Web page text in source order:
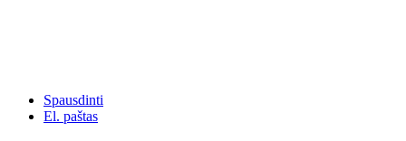
Spausdinti
El. paštas